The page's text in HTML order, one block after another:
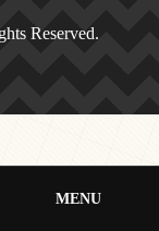
Reserved.
MENU